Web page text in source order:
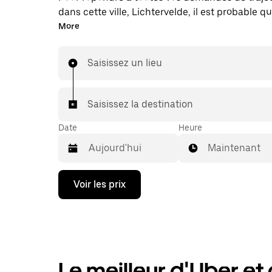
dans cette ville, Lichtervelde, il est probable
mettions en relation avec un chauffeur de taxi.
mêmes prix abordables et de la même
(24 h/24 et 7/j) qu'avec UberX.
More
Saisissez un lieu
Saisissez la destination
Date
Appuyez
la
ouvrir
Heure
Maintenant
Voir les prix